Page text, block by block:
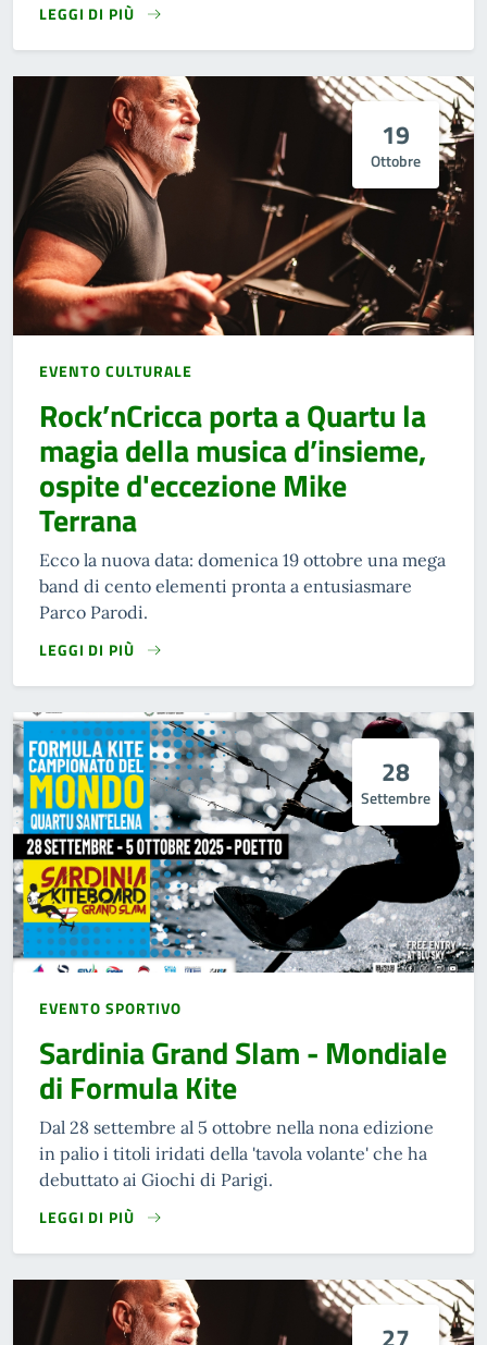
LEGGI DI PIÙ
19
Ottobre
EVENTO CULTURALE
Rock’nCricca porta a Quartu la
magia della musica d’insieme,
ospite d'eccezione Mike
Terrana
Ecco la nuova data: domenica 19 ottobre una mega
band di cento elementi pronta a entusiasmare
Parco Parodi.
LEGGI DI PIÙ
28
Settembre
EVENTO SPORTIVO
Sardinia Grand Slam - Mondiale
di Formula Kite
Dal 28 settembre al 5 ottobre nella nona edizione
in palio i titoli iridati della 'tavola volante' che ha
debuttato ai Giochi di Parigi.
LEGGI DI PIÙ